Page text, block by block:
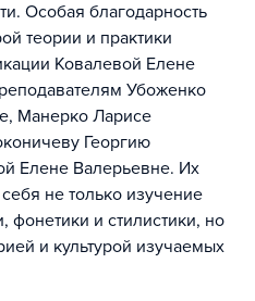
Особая благодарность
теории и практики
Ковалевой Елене
Убоженко
Манерко Ларисе
Георгию
Елене Валерьевне. Их
не только изучение
фонетики и стилистики, но
и культурой изучаемых